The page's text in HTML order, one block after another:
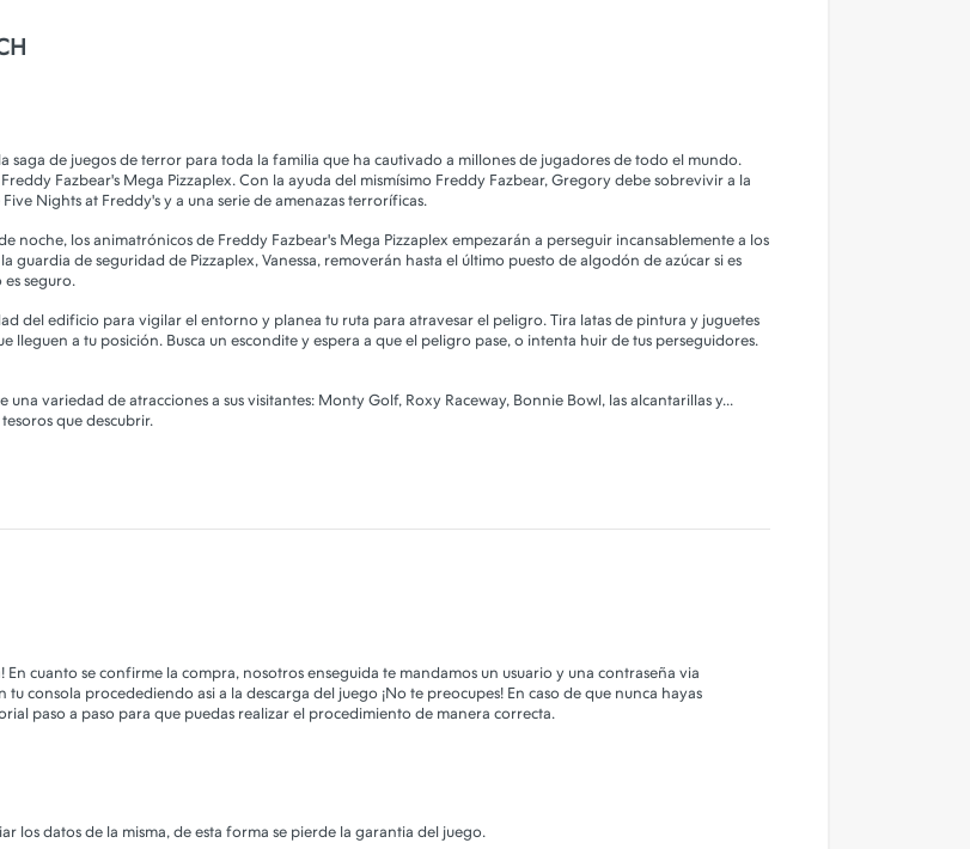
saga de juegos de terror para toda la familia que ha cautivado a millones de jugadores de todo el mundo.
Fazbear's Mega Pizzaplex. Con la ayuda del mismísimo Freddy Fazbear, Gregory debe sobrevivir a la
Nights at Freddy's y a una serie de amenazas terroríficas.
noche, los animatrónicos de Freddy Fazbear's Mega Pizzaplex empezarán a perseguir incansablemente a los
de seguridad de Pizzaplex, Vanessa, removerán hasta el último puesto de algodón de azúcar si es
seguro.
del edificio para vigilar el entorno y planea tu ruta para atravesar el peligro. Tira latas de pintura y juguetes
lleguen a tu posición. Busca un escondite y espera a que el peligro pase, o intenta huir de tus perseguidores.
una variedad de atracciones a sus visitantes: Monty Golf, Roxy Raceway, Bonnie Bowl, las alcantarillas y...
que descubrir.
En cuanto se confirme la compra, nosotros enseguida te mandamos un usuario y una contraseña via
consola procedediendo asi a la descarga del juego ¡No te preocupes! En caso de que nunca hayas
paso a paso para que puedas realizar el procedimiento de manera correcta.
los datos de la misma, de esta forma se pierde la garantia del juego.